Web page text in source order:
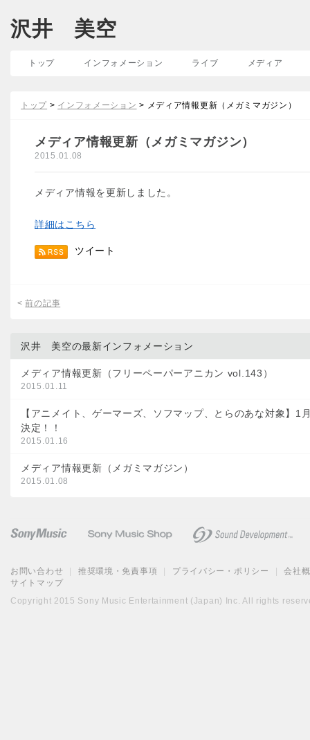
沢井 美空
トップ インフォメーション ライブ メディア
トップ > インフォメーション > メディア情報更新（メガミマガジン）
メディア情報更新（メガミマガジン）
2015.01.08
メディア情報を更新しました。
詳細はこちら
ツイート
<前の記事
沢井 美空の最新インフォメーション
メディア情報更新（フリーペーパーアニカン vol.143）
2015.01.11
【アニメイト、ゲーマーズ、ソフマップ、とらのあな対象】
決定！！
2015.01.16
メディア情報更新（メガミマガジン）
2015.01.08
お問い合わせ 推奨環境・免責事項 プライバシー・ポリシー
会社
サイトマップ
Copyright 2015 Sony Music Entertainment (Japan) Inc. All rights